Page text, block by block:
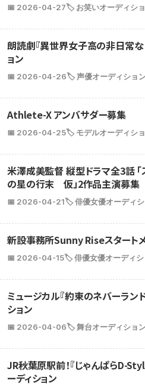
📅 2026-04-27🏷️ お笑いオーディシ
朗読劇『異世界女子高の非日常な
ョン
📅 2026-04-26🏷️ 声優オーディショ
Athlete-X アンバサダー募集
📅 2026-04-25🏷️ モデルオーディシ
米澤成美監督 縦型ドラマ全3話
の星の行末 仮」2作品主演募集
📅 2026-04-21🏷️ 俳優女優オーディ
新設事務所Sunny Riseスタート
📅 2026-04-15🏷️ 俳優女優オーディシ
ミュージカル『約束のネバーラン
ション
📅 2026-04-06🏷️ 舞台オーディショ
JR秋葉原駅前！『じゃんぱらD-
ーディション